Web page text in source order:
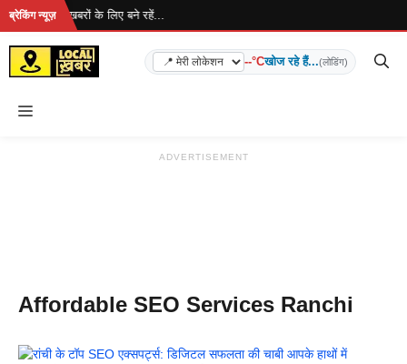
Skip
content
ब्रेकिंग न्यूज़
रहा है... ताज़ा खबरों के लिए बने रहें...
--°Cखोज रहे हैं...(लोडिंग)
Menu
ADVERTISEMENT
Affordable SEO Services Ranchi